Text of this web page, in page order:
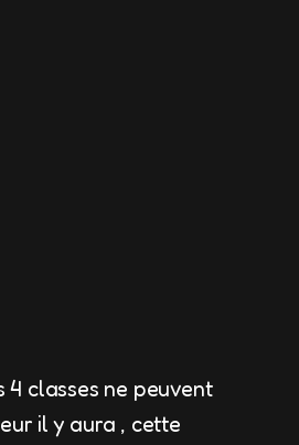
4 classes ne peuvent
il y aura , cette